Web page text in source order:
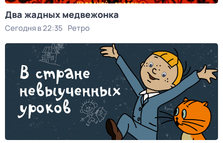
Два жадных медвежонка
Сегодня в 22:35 Ретро